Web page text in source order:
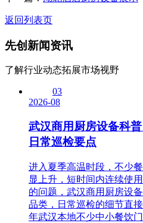
返回列表页
先创 新闻资讯
了解行业动态拓展市场视野
03
2026-08
武汉商用厨房设备科
日常巡检要点
进入夏季高温时段，不少
显上升，短时间内连续使
的问题，武汉商用厨房设
品类，日常巡检的细节直
年武汉本地不少中小餐饮